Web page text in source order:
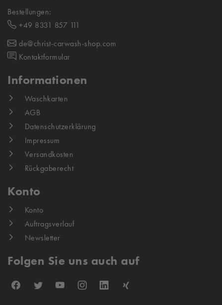
Bestellungen:
+49 8331 857 111
de@christ-carwash-shop.com
Kontaktformular
Informationen
Waschkarten
AGB
Datenschutzerklärung
Impressum
Versandkosten
Rückgaberecht
Konto
Konto
Auftragsverlauf
Newsletter
Folgen Sie uns auch auf